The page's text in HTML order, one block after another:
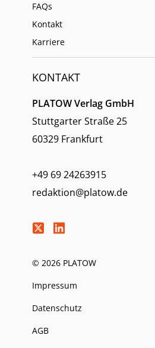
FAQs
Kontakt
Karriere
KONTAKT
PLATOW Verlag GmbH
Stuttgarter Straße 25
60329 Frankfurt
+49 69 24263915
redaktion@platow.de
© 2026 PLATOW
Impressum
Datenschutz
AGB